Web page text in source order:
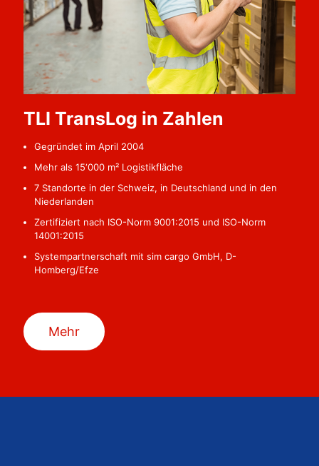
TLI TransLog in Zahlen
Gegründet im April 2004
Mehr als 15‘000 m² Logistikfläche
7 Standorte in der Schweiz, in Deutschland und in den
Niederlanden
Zertifiziert nach ISO-Norm 9001:2015 und ISO-Norm
14001:2015
Systempartnerschaft mit sim cargo GmbH, D-
Homberg/Efze
Mehr